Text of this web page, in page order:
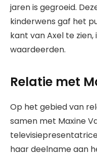
jaren is gegroeid.
kinderwens gaf het
kant van Axel te
waardeerden.
Relatie met
Op het gebied van
samen met Maxine
haar deelname aan